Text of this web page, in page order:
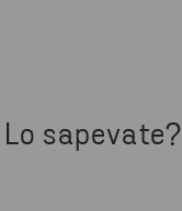
Lo sapevate?